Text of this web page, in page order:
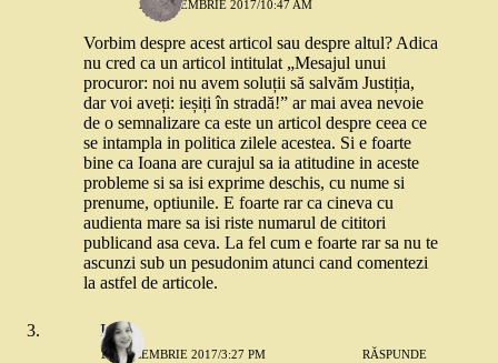
20 DECEMBRIE 2017/10:47 AM
Vorbim despre acest articol sau despre altul? Adica
nu cred ca un articol intitulat „Mesajul unui
procuror: noi nu avem soluții să salvăm Justiția,
dar voi aveți: ieșiți în stradă!” ar mai avea nevoie
de o semnalizare ca este un articol despre ceea ce
se intampla in politica zilele acestea. Si e foarte
bine ca Ioana are curajul sa ia atitudine in aceste
probleme si sa isi exprime deschis, cu nume si
prenume, optiunile. E foarte rar ca cineva cu
audienta mare sa isi riste numarul de cititori
publicand asa ceva. La fel cum e foarte rar sa nu te
ascunzi sub un pesudonim atunci cand comentezi
la astfel de articole.
Ioana
18 DECEMBRIE 2017/3:27 PM RĂSPUNDE